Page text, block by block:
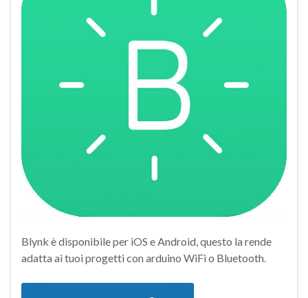
Blynk è disponibile per iOS e Android, questo la rende
adatta ai tuoi progetti con arduino WiFi o Bluetooth.